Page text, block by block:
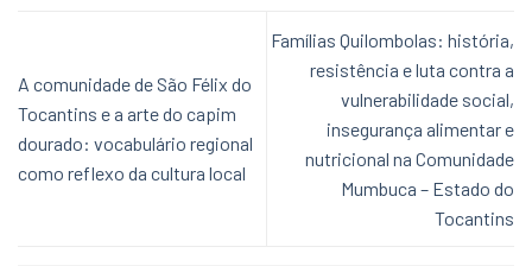
A comunidade de São Félix do
Tocantins e a arte do capim
dourado: vocabulário regional
como reflexo da cultura local
Famílias Quilombolas: história,
resistência e luta contra a
vulnerabilidade social,
insegurança alimentar e
nutricional na Comunidade
Mumbuca – Estado do
Tocantins